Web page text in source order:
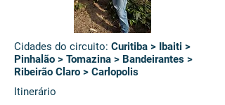
Cidades do circuito: Curitiba > Ibaiti >
Pinhalão > Tomazina > Bandeirantes >
Ribeirão Claro > Carlopolis
Itinerário